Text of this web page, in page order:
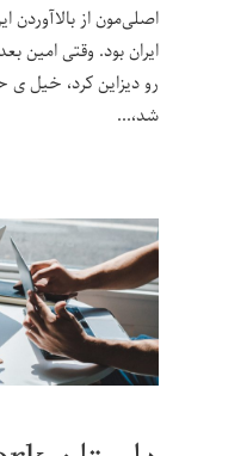
اصلی‌مون از
ایران بود. وقتی
رو دیزاین کرد، خیل
شد،